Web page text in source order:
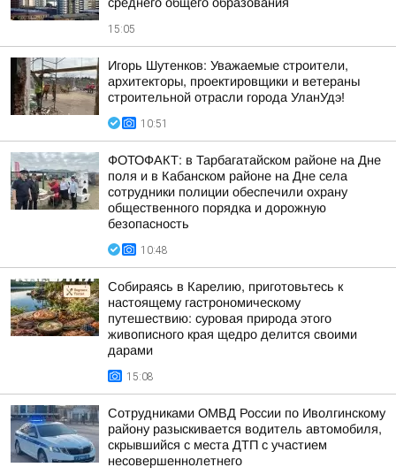
15:05
Игорь Шутенков: Уважаемые строители,
архитекторы, проектировщики и ветераны
строительной отрасли города УланУдэ!
10:51
ФОТОФАКТ: в Тарбагатайском районе на Дне
поля и в Кабанском районе на Дне села
сотрудники полиции обеспечили охрану
общественного порядка и дорожную
безопасность
10:48
Собираясь в Карелию, приготовьтесь к
настоящему гастрономическому
путешествию: суровая природа этого
живописного края щедро делится своими
дарами
15:08
Сотрудниками ОМВД России по Иволгинскому
району разыскивается водитель автомобиля,
скрывшийся с места ДТП с участием
несовершеннолетнего